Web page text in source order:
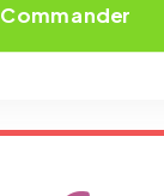
Commander